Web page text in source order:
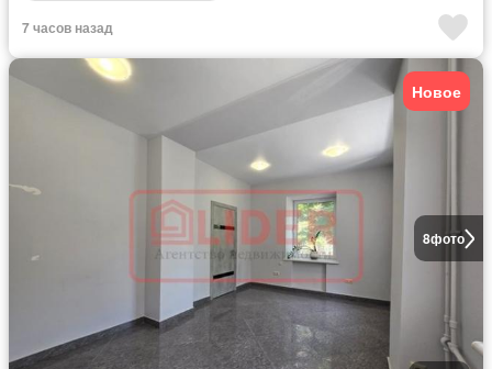
7 часов назад
8фото
Новое